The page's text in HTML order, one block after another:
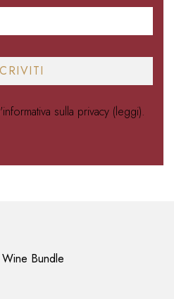
sulla privacy (leggi).